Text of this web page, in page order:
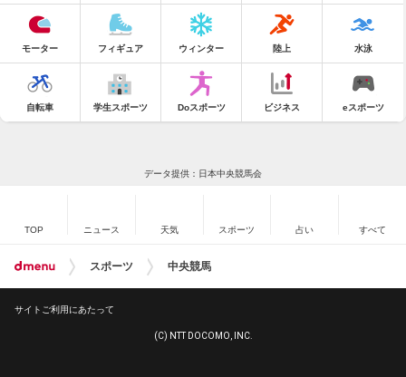
モーター フィギュア ウィンター 陸上 水泳
自転車 学生スポーツ Doスポーツ ビジネス eスポーツ
データ提供：日本中央競馬会
TOP ニュース 天気 スポーツ 占い すべて
スポーツ 中央競馬
サイトご利用にあたって
(C) NTT DOCOMO, INC.